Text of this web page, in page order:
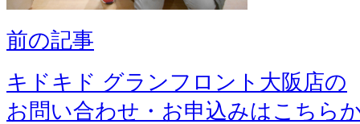
前の記事
キドキド グランフロント大阪店の
お問い合わせ・お申込みはこちら